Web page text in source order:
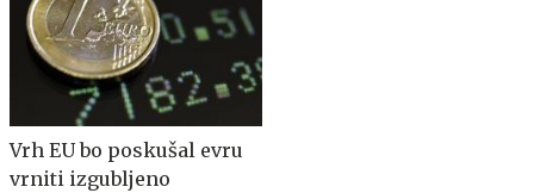
Vrh EU bo poskušal evru
vrniti izgubljeno